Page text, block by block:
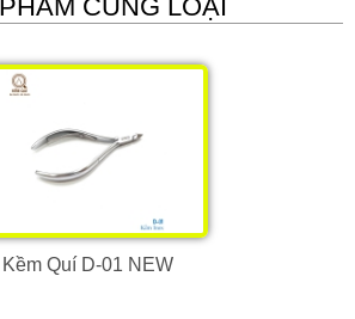
CÙNG LOẠI
Kềm Quí D-01 NEW